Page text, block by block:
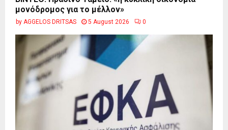
μονόδρομος για το μέλλον»
by AGGELOS DRITSAS 5 August 2026 0